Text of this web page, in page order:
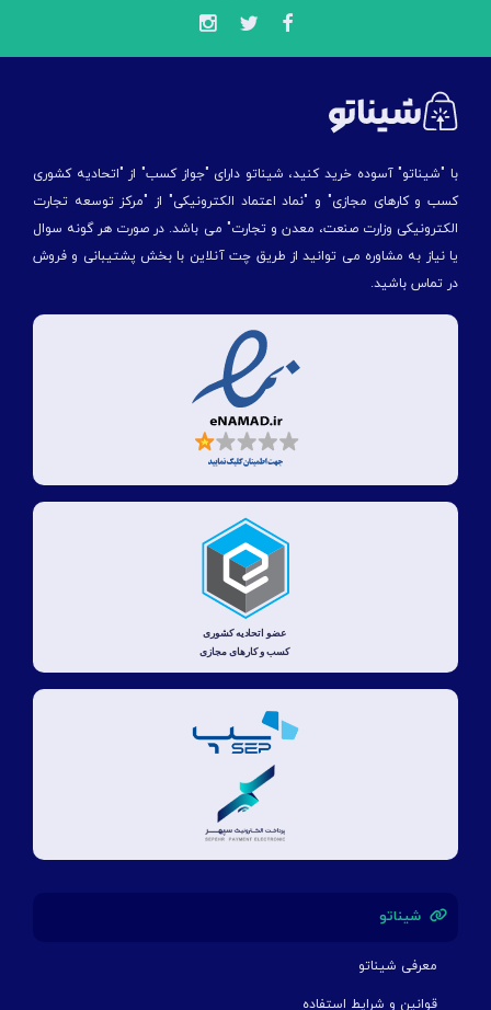
با "شیناتو" آسوده خرید کنید، شیناتو دارای "جواز کسب" از "اتحادیه کشوری
کسب و کارهای مجازی" و "نماد اعتماد الکترونیکی" از "مركز توسعه تجارت
الكترونیكی وزارت صنعت، معدن و تجارت" می باشد. در صورت هر گونه سوال
یا نیاز به مشاوره می توانید از طریق چت آنلاین با بخش پشتیبانی و فروش
در تماس باشید.
شیناتو
معرفی شیناتو
قوانین و شرایط استفاده